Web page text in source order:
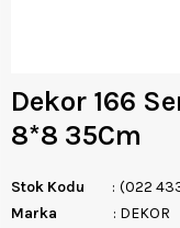
Dekor 166
8*8 35Cm
Stok Kodu
(022
Marka
: DEKOR